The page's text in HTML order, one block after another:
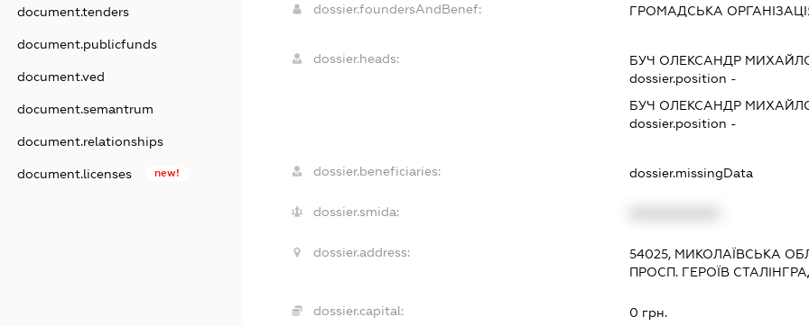
document.tenders
document.publicfunds
document.ved
document.semantrum
document.relationships
document.licenses new!
dossier.foundersAndBenef: ГРОМАДСЬКА
dossier.heads: БУЧ ОЛЕКСАНДР
dossier.position -
БУЧ ОЛЕКСАНДР
dossier.position -
dossier.beneficiaries: dossier.missingData
dossier.smida:
dossier.address:
54025, МИКОЛАЇВСЬКА
ПРОСП. ГЕРОЇВ
dossier.capital: 0 грн.